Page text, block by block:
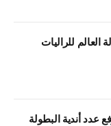
للراليات
عدد أندية البطولة